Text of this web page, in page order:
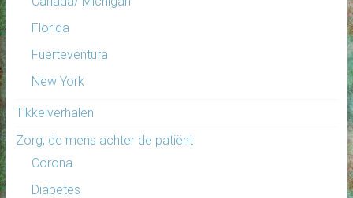
Florida
Fuerteventura
New York
Tikkelverhalen
Zorg, de mens achter de patiënt
Corona
Diabetes